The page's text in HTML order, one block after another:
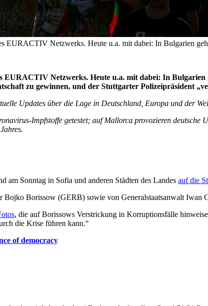
EURACTIV Netzwerks. Heute u.a. mit dabei: In Bulgarien
Netzwerks. Heute u.a. mit dabei: In Bulgarien
zu gewinnen, und der Stuttgarter Polizeipräsident
Updates über die Lage in Deutschland, Europa und der
Impfstoffe getestet; auf Mallorca provozieren deutsche
am Sonntag in Sofia und anderen Städten des Landes auf die
Borissow (GERB) sowie von Generalstaatsanwalt Iwan
, die auf Borissows Verstrickung in Korruptionsfälle
die Krise führen kann.“
of democracy